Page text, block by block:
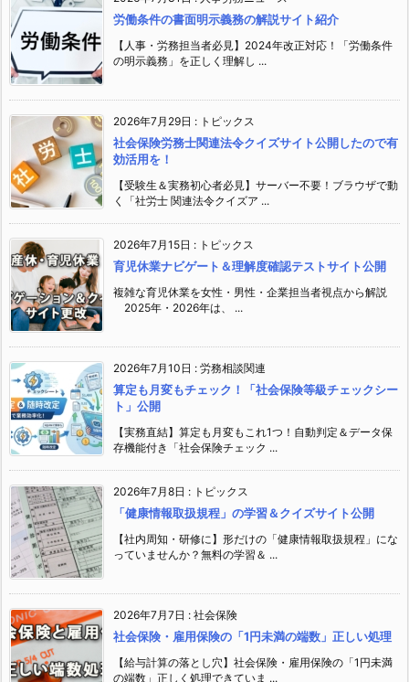
労働条件の書面明示義務の解説サイト紹介
【人事・労務担当者必見】2024年改正対応！「労働条件
の明示義務」を正しく理解し ...
2026年7月29日 : トピックス
社会保険労務士関連法令クイズサイト公開したので有
効活用を！
【受験生＆実務初心者必見】サーバー不要！ブラウザで動
く「社労士 関連法令クイズア ...
2026年7月15日 : トピックス
育児休業ナビゲート＆理解度確認テストサイト公開
複雑な育児休業を女性・男性・企業担当者視点から解説
2025年・2026年は、 ...
2026年7月10日 : 労務相談関連
算定も月変もチェック！「社会保険等級チェックシー
ト」公開
【実務直結】算定も月変もこれ1つ！自動判定＆データ保
存機能付き「社会保険チェック ...
2026年7月8日 : トピックス
「健康情報取扱規程」の学習＆クイズサイト公開
【社内周知・研修に】形だけの「健康情報取扱規程」にな
っていませんか？無料の学習＆ ...
2026年7月7日 : 社会保険
社会保険・雇用保険の「1円未満の端数」正しい処理
【給与計算の落とし穴】社会保険・雇用保険の「1円未満
の端数」正しく処理できていま ...